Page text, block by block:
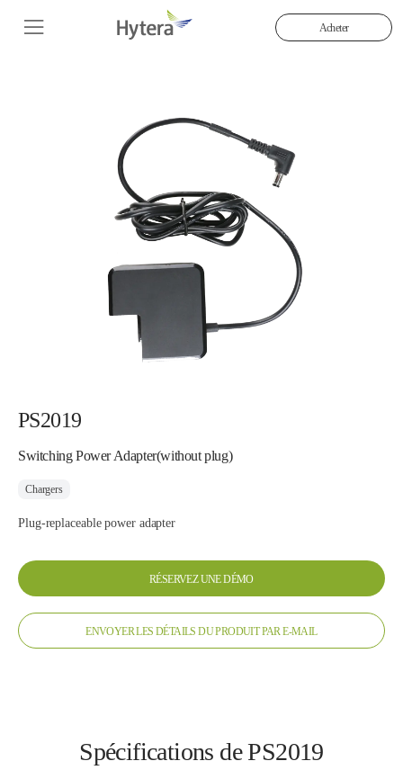
Acheter
PS2019
Switching Power Adapter(without plug)
Chargers
Plug-replaceable power adapter
RÉSERVEZ UNE DÉMO
ENVOYER LES DÉTAILS DU PRODUIT PAR E-MAIL
Spécifications de PS2019